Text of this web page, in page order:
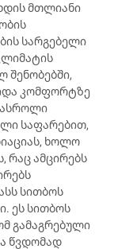
მთლიანი
სარგებელი
კომფორტზე
საფარებით,
ხოლო
რაც ამცირებს
სითბოს
ეს სითბოს
გამაგრებული
წვდომად